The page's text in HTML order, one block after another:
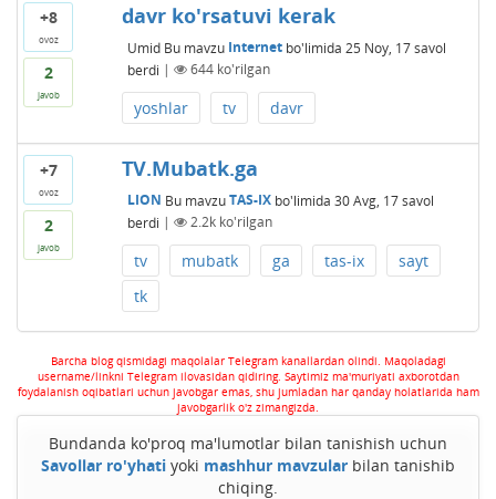
+8
ovoz
2
javob
davr ko'rsatuvi kerak
Umid Bu mavzu Internetbo'limida 25 Noy, 17 savol
berdi | 644ko'rilgan
yoshlar tv davr
+7
ovoz
2
javob
TV.Mubatk.ga
LION Bu mavzuTAS-IXbo'limida 30 Avg, 17 savol
berdi | 2.2kko'rilgan
tv mubatk ga tas-ix
sayt
tk
Barcha blog qismidagi maqolalar Telegram kanallardan olindi. Maqoladagi
username/linkni Telegram ilovasidan qidiring. Saytimiz ma'muriyati axborotdan
foydalanish oqibatlari uchun javobgar emas, shu jumladan har qanday holatlarida ham
javobgarlik o'z zimangizda.
Bundanda ko'proq ma'lumotlar bilan tanishish uchun
Savollar ro'yhati yoki mashhur mavzular bilan tanishib
chiqing.